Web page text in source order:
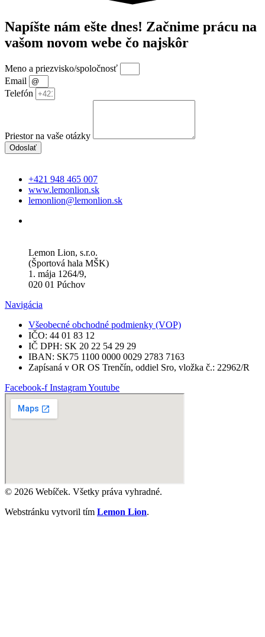
Napíšte nám ešte dnes! Začnime prácu na
vašom novom webe čo najskôr
Meno a priezvisko/spoločnosť
Email
Telefón
Priestor na vaše otázky
Odoslať
+421 948 465 007
www.lemonlion.sk
lemonlion@lemonlion.sk
Lemon Lion, s.r.o.
(Športová hala MŠK)
1. mája 1264/9,
020 01 Púchov
Navigácia
Všeobecné obchodné podmienky (VOP)
IČO: 44 01 83 12
IČ DPH: SK 20 22 54 29 29
IBAN: SK75 1100 0000 0029 2783 7163
Zapísaná v OR OS Trenčín, oddiel Sro, vložka č.: 22962/R
Facebook-f InstagramYoutube
© 2026 Webíček. Všetky práva vyhradné.
Webstránku vytvoril tím Lemon Lion.